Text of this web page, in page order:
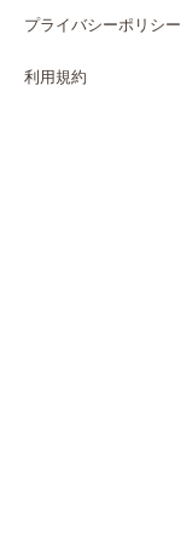
プライバシーポリシー
利用規約